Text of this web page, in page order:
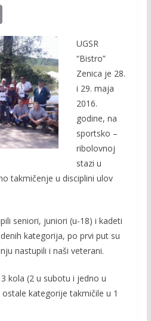
C
o
p
y
Li
n
k
UGSR
“Bistro”
Zenica je 28.
i 29. maja
2016.
godine, na
sportsko –
ribolovnoj
stazi u
takmičenje u disciplini ulov
seniori, juniori (u-18) i kadeti
kategorija, po prvi put su
nastupili i naši veterani.
kola (2 u subotu i jedno u
kategorije takmičile u 1